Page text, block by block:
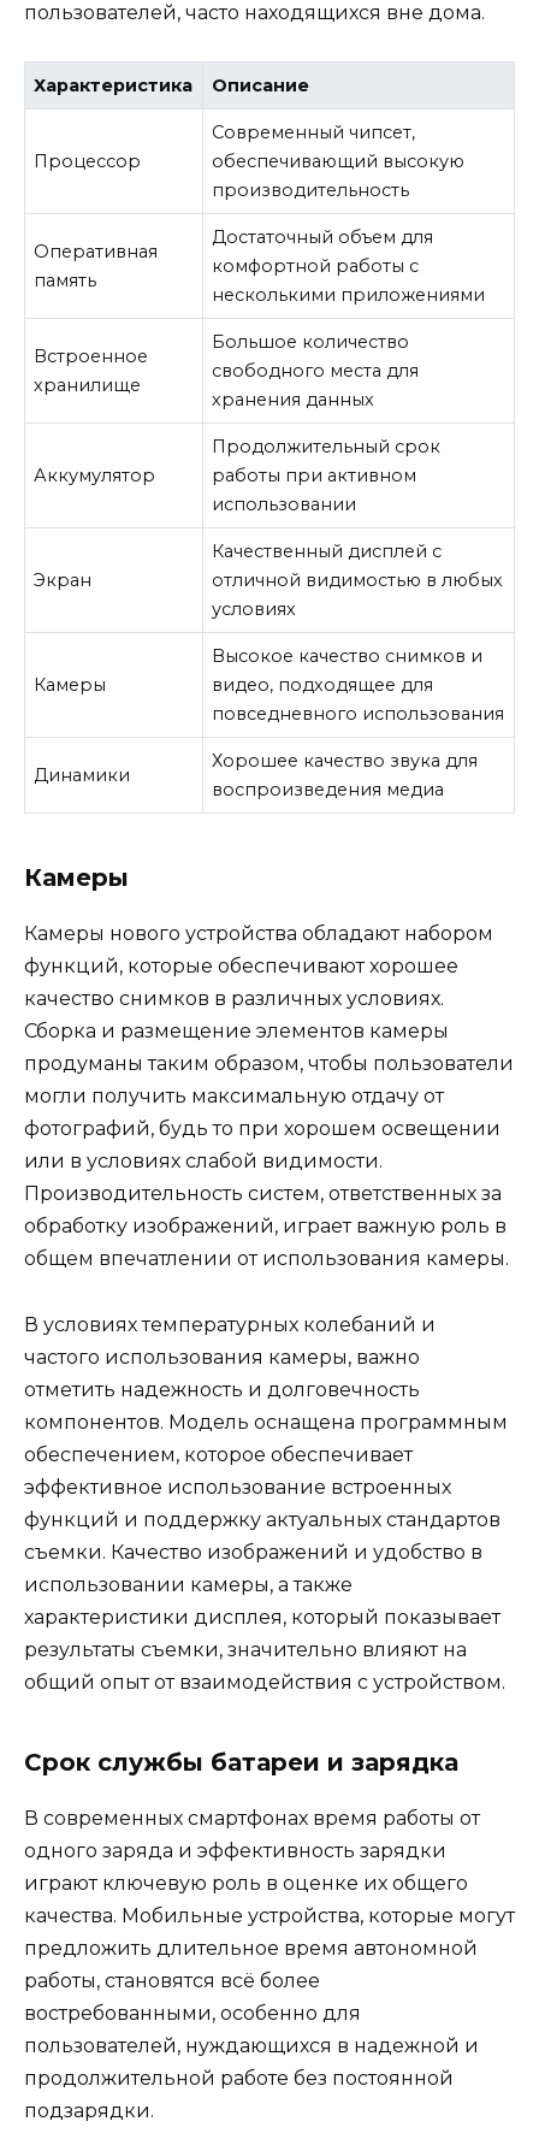
пользователей, часто находящихся вне дома.
Характеристика Описание
Процессор
Современный чипсет,
обеспечивающий высокую
производительность
Оперативная
память
Достаточный объем для
комфортной работы с
несколькими приложениями
Встроенное
хранилище
Большое количество
свободного места для
хранения данных
Аккумулятор
Продолжительный срок
работы при активном
использовании
Экран
Качественный дисплей с
отличной видимостью в любых
условиях
Камеры
Высокое качество снимков и
видео, подходящее для
повседневного использования
Динамики
Хорошее качество звука для
воспроизведения медиа
Камеры
Камеры нового устройства обладают набором
функций, которые обеспечивают хорошее
качество снимков в различных условиях.
Сборка и размещение элементов камеры
продуманы таким образом, чтобы пользователи
могли получить максимальную отдачу от
фотографий, будь то при хорошем освещении
или в условиях слабой видимости.
Производительность систем, ответственных за
обработку изображений, играет важную роль в
общем впечатлении от использования камеры.
В условиях температурных колебаний и
частого использования камеры, важно
отметить надежность и долговечность
компонентов. Модель оснащена программным
обеспечением, которое обеспечивает
эффективное использование встроенных
функций и поддержку актуальных стандартов
съемки. Качество изображений и удобство в
использовании камеры, а также
характеристики дисплея, который показывает
результаты съемки, значительно влияют на
общий опыт от взаимодействия с устройством.
Срок службы батареи и зарядка
В современных смартфонах время работы от
одного заряда и эффективность зарядки
играют ключевую роль в оценке их общего
качества. Мобильные устройства, которые могут
предложить длительное время автономной
работы, становятся всё более
востребованными, особенно для
пользователей, нуждающихся в надежной и
продолжительной работе без постоянной
подзарядки.